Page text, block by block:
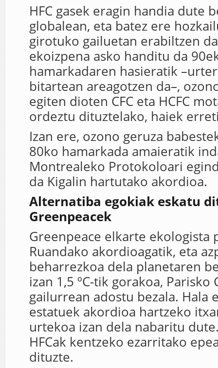
HFC gasek eragin handia dute
globalean, eta batez ere
girotuko gailuetan erabiltzen
ekoizpena asko handitu da
hamarkadaren hasieratik
bitartean areagotzen da–,
egiten dioten CFC eta HCFC
ordeztu dituztelako, haiek
Izan ere, ozono geruza
80ko hamarkada amaieratik
Montrealeko Protokoloari
da Kigalin hartutako akordioa.
Alternatiba egokiak eskatu
Greenpeacek
Greenpeace elkarte ekologista
Ruandako akordioagatik, eta
beharrezkoa dela planetaren
izan 1,5 ºC-tik gorakoa, Parisko
gailurrean adostu bezala. Hala
estatuek akordioa hartzeko
urtekoa izan dela nabaritu
HFCak kentzeko ezarritako
dituzte.